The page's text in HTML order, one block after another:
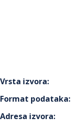
Vrsta izvora:
Format podataka:
Adresa izvora: